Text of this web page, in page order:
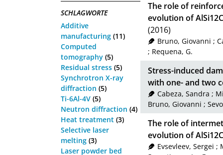
SCHLAGWORTE
Additive
manufacturing (11)
Computed
tomography (5)
Residual stress (5)
Synchrotron X-ray
diffraction (5)
Ti-6Al-4V (5)
Neutron diffraction (4)
Heat treatment (3)
Selective laser
melting (3)
Laser powder bed
The role of
evolution of
(2016)
Bruno, Giovanni ;
; Requena, G.
Stress-induced
with one- and two
Cabeza, Sandra ;
Bruno, Giovanni ;
The role of
evolution of
Evsevleev, Sergei ;